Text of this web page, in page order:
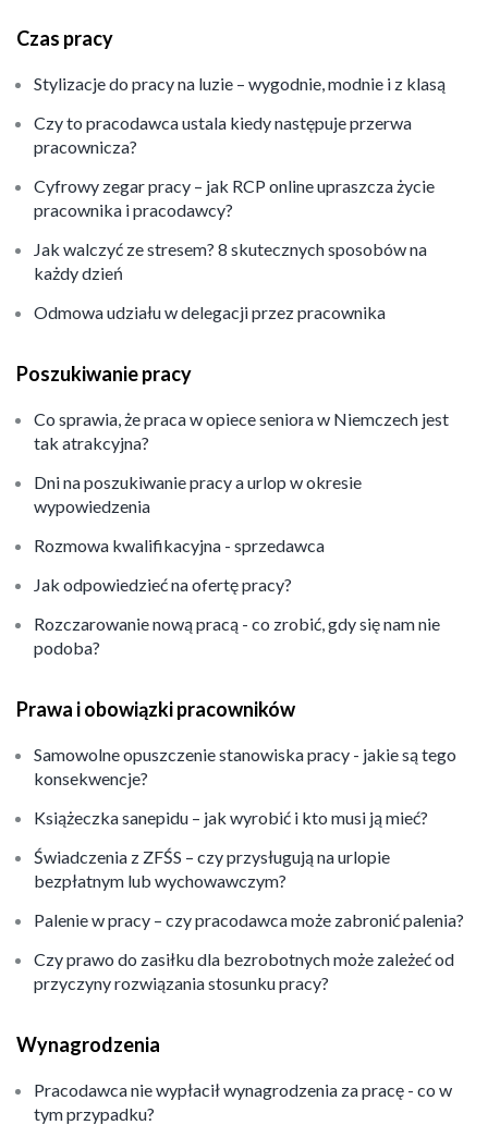
Czas pracy
Stylizacje do pracy na luzie – wygodnie, modnie i z klasą
Czy to pracodawca ustala kiedy następuje przerwa
pracownicza?
Cyfrowy zegar pracy – jak RCP online upraszcza życie
pracownika i pracodawcy?
Jak walczyć ze stresem? 8 skutecznych sposobów na
każdy dzień
Odmowa udziału w delegacji przez pracownika
Poszukiwanie pracy
Co sprawia, że praca w opiece seniora w Niemczech jest
tak atrakcyjna?
Dni na poszukiwanie pracy a urlop w okresie
wypowiedzenia
Rozmowa kwalifikacyjna - sprzedawca
Jak odpowiedzieć na ofertę pracy?
Rozczarowanie nową pracą - co zrobić, gdy się nam nie
podoba?
Prawa i obowiązki pracowników
Samowolne opuszczenie stanowiska pracy - jakie są tego
konsekwencje?
Książeczka sanepidu – jak wyrobić i kto musi ją mieć?
Świadczenia z ZFŚS – czy przysługują na urlopie
bezpłatnym lub wychowawczym?
Palenie w pracy – czy pracodawca może zabronić palenia?
Czy prawo do zasiłku dla bezrobotnych może zależeć od
przyczyny rozwiązania stosunku pracy?
Wynagrodzenia
Pracodawca nie wypłacił wynagrodzenia za pracę - co w
tym przypadku?